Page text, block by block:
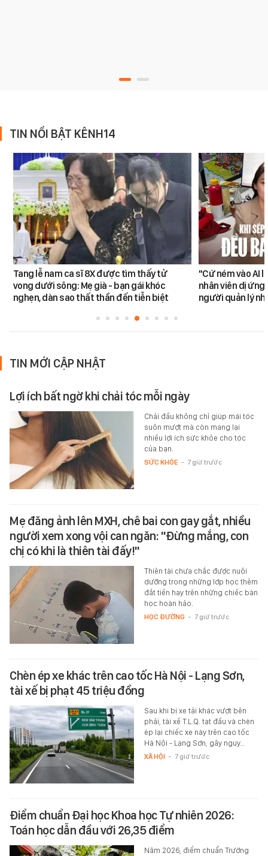
TIN NỔI BẬT KÊNH14
Tang lễ nam ca sĩ 8X được tìm thấy tử
vong dưới sông: Mẹ già - bạn gái khóc
nghẹn, dàn sao thất thần đến tiễn biệt
"Cứ ném vào AI
nhân viên dị ứng
người quản lý
TIN MỚI CẬP NHẬT
Lợi ích bất ngờ khi chải tóc mỗi ngày
Chải đầu không chỉ giúp mái tóc
suôn mượt mà còn mang lại
nhiều lợi ích sức khỏe cho tóc
của bạn.
SỨC KHỎE - 7 giờ trước
Mẹ đăng ảnh lên MXH, chê bai con gay gắt, nhiều
người xem xong vội can ngăn: "Đừng mắng, con
chị có khi là thiên tài đấy!"
Thiên tài chưa chắc được nuôi
dưỡng trong những lớp học thêm
đắt tiền hay trên những chiếc bàn
học hoàn hảo.
HỌC ĐƯỜNG - 7 giờ trước
Chèn ép xe khác trên cao tốc Hà Nội - Lạng Sơn,
tài xế bị phạt 45 triệu đồng
Sau khi bị xe tải khác vượt bên
phải, tài xế T.L.Q. tạt đầu và chèn
ép lại chiếc xe này trên cao tốc
Hà Nội - Lạng Sơn, gây nguy…
XÃ HỘI - 7 giờ trước
Điểm chuẩn Đại học Khoa học Tự nhiên 2026:
Toán học dẫn đầu với 26,35 điểm
Năm 2026, điểm chuẩn Trường